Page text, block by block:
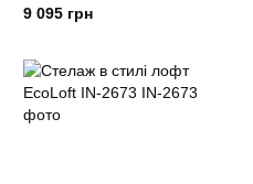
9 095 грн